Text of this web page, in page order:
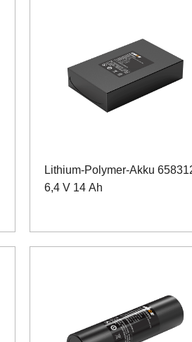
Lithium-Polymer-Akku
6,4 V 14 Ah